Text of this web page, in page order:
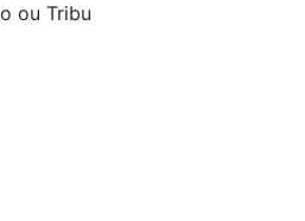
ou Tribu